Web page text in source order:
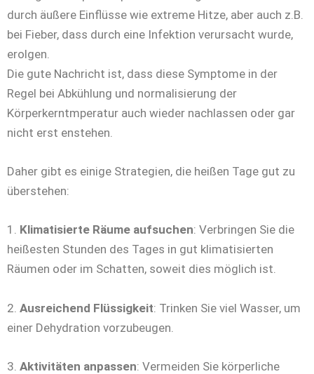
durch äußere Einflüsse wie extreme Hitze, aber auch z.B.
bei Fieber, dass durch eine Infektion verursacht wurde,
erolgen.
Die gute Nachricht ist, dass diese Symptome in der
Regel bei Abkühlung und normalisierung der
Körperkerntmperatur auch wieder nachlassen oder gar
nicht erst enstehen.
Daher gibt es einige Strategien, die heißen Tage gut zu
überstehen:
1. Klimatisierte Räume aufsuchen: Verbringen Sie die
heißesten Stunden des Tages in gut klimatisierten
Räumen oder im Schatten, soweit dies möglich ist.
2. Ausreichend Flüssigkeit: Trinken Sie viel Wasser, um
einer Dehydration vorzubeugen.
3. Aktivitäten anpassen: Vermeiden Sie körperliche